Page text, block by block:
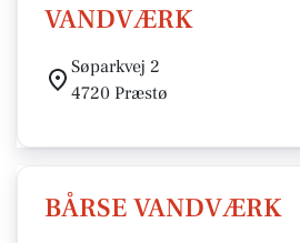
VANDVÆRK
Søparkvej 2
4720 Præstø
BÅRSE VANDVÆRK